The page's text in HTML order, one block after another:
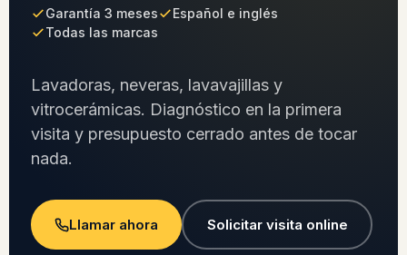
Garantía 3 meses
Español e inglés
Todas las marcas
Lavadoras, neveras, lavavajillas y
vitrocerámicas. Diagnóstico en la primera
visita y presupuesto cerrado antes de tocar
nada.
Llamar ahora Solicitar visita online